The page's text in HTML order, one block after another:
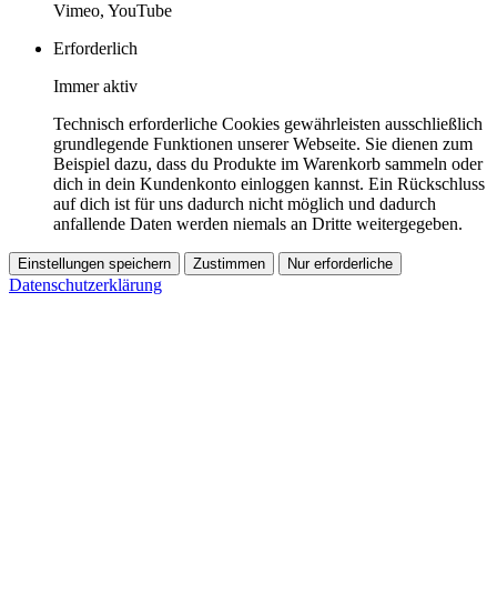
Vimeo, YouTube
Erforderlich
Immer aktiv
Technisch erforderliche Cookies gewährleisten ausschließlich
grundlegende Funktionen unserer Webseite. Sie dienen zum
Beispiel dazu, dass du Produkte im Warenkorb sammeln oder
dich in dein Kundenkonto einloggen kannst. Ein Rückschluss
auf dich ist für uns dadurch nicht möglich und dadurch
anfallende Daten werden niemals an Dritte weitergegeben.
Einstellungen speichern Zustimmen Nur erforderliche
Datenschutzerklärung